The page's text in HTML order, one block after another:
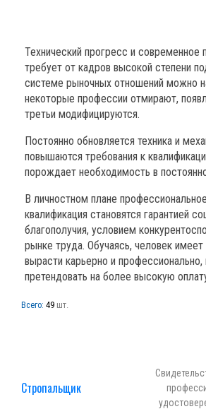
Технический прогресс и современное
требует от кадров высокой степени
системе рыночных отношений можно
некоторые профессии отмирают,
третьи модифицируются.
Постоянно обновляется техника и
повышаются требования к
порождает необходимость в
В личностном плане
квалификация становятся гарантией
благополучия, условием
рынке труда. Обучаясь, человек
вырасти карьерно и
претендовать на более высокую
Всего: 49 шт.
Стропальщик